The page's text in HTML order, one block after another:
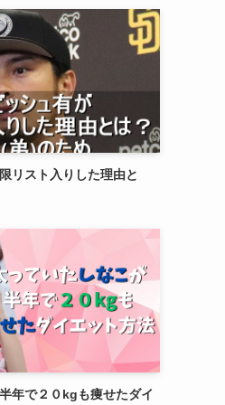
リスト入りした理由と
年で２０kgも痩せたダイ